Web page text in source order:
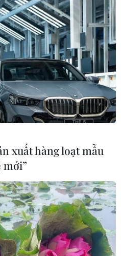
xuất hàng loạt mẫu
mới”